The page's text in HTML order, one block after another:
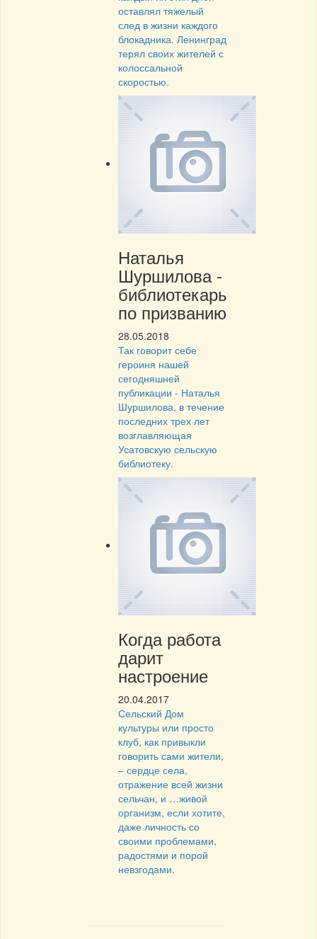
оставлял тяжелый
след в жизни каждого
блокадника. Ленинград
терял своих жителей с
колоссальной
скоростью.
Наталья
Шуршилова -
библиотекарь
по призванию
28.05.2018
Так говорит себе
героиня нашей
сегодняшней
публикации - Наталья
Шуршилова, в течение
последних трех лет
возглавляющая
Усатовскую сельскую
библиотеку.
Когда работа
дарит
настроение
20.04.2017
Сельский Дом
культуры или просто
клуб, как привыкли
говорить сами жители,
– сердце села,
отражение всей жизни
сельчан, и …живой
организм, если хотите,
даже личность со
своими проблемами,
радостями и порой
невзгодами.